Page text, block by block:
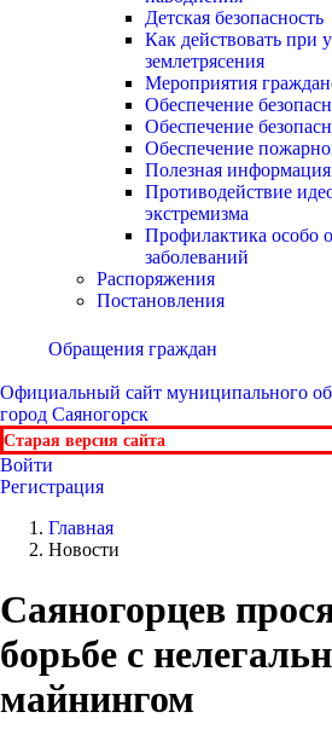
Детская безопасность
Как действовать при
землетрясения
Мероприятия
Обеспечение
Обеспечение
Обеспечение
Полезная информация
Противодействие
экстремизма
Профилактика особо
заболеваний
Распоряжения
Постановления
Обращения граждан
Официальный сайт муниципального
город Саяногорск
Старая версия сайта
Войти
Регистрация
Главная
Новости
Саяногорцев
борьбе с
майнингом